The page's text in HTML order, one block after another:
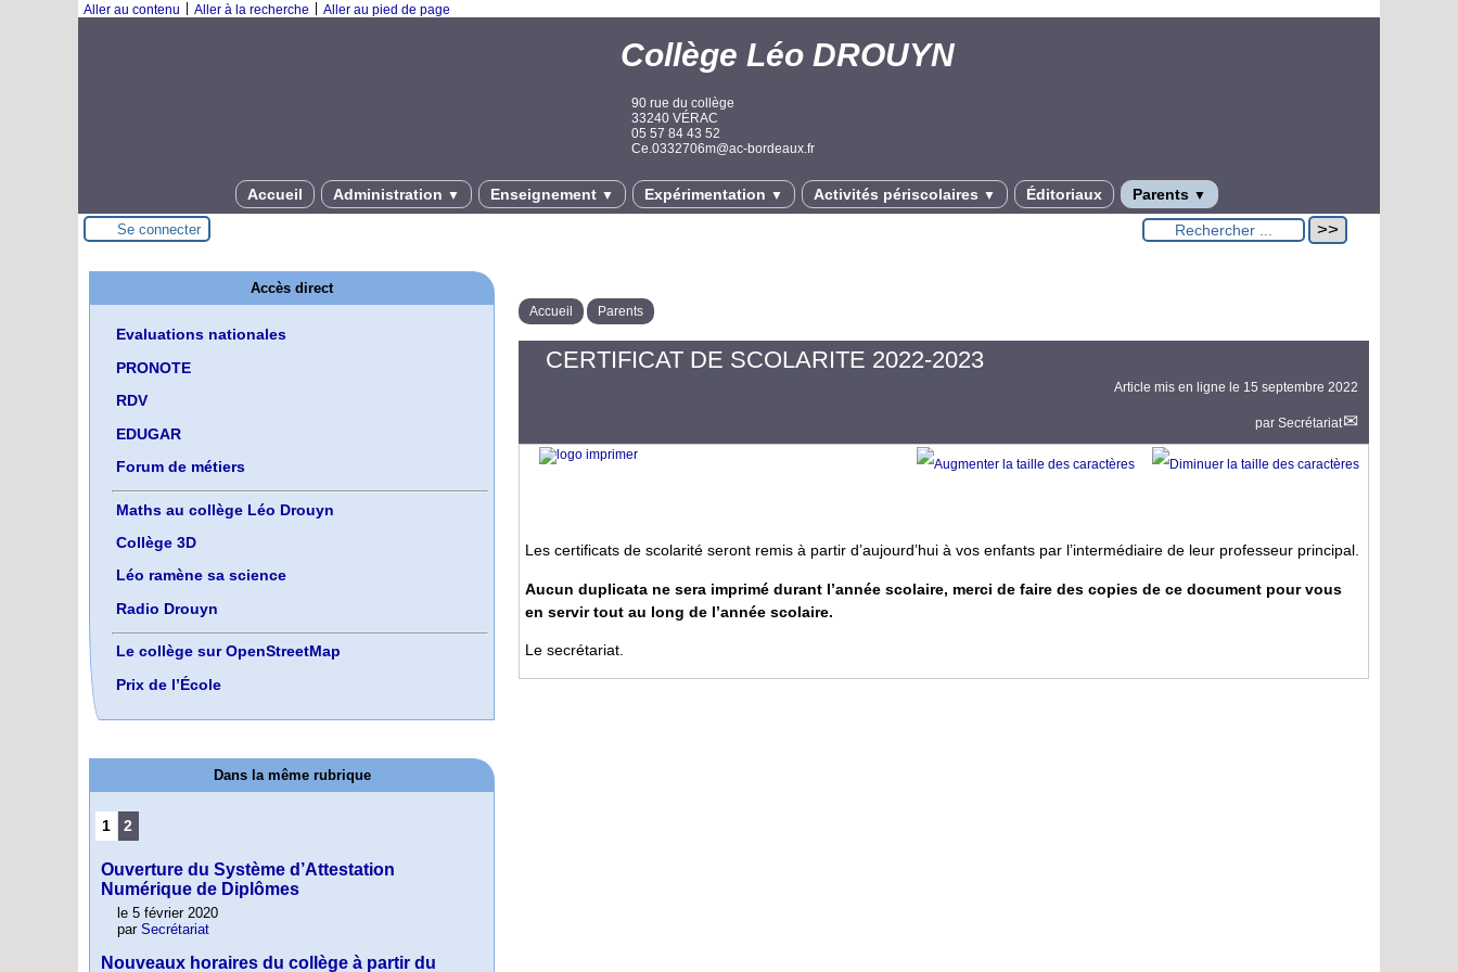
Aller au contenu Aller à la recherche Aller au pied de page
Collège Léo DROUYN
90 rue du collège
33240 VÉRAC
05 57 84 43 52
Ce.0332706m@ac-bordeaux.fr
Accueil Administration ▼ Enseignement ▼ Expérimentation ▼ Activités périscolaires ▼ Éditoriaux Parents ▼
Se connecter
Accueil Parents
CERTIFICAT DE SCOLARITE 2022-2023
Article mis en ligne le 15 septembre 2022
par Secrétariat
Les certificats de scolarité seront remis à partir d’aujourd’hui à vos enfants par l’intermédiaire de leur professeur principal.
Aucun duplicata ne sera imprimé durant l’année scolaire, merci de faire des copies de ce document pour vous
en servir tout au long de l’année scolaire.
Le secrétariat.
Accès direct
Evaluations nationales
PRONOTE
RDV
EDUGAR
Forum de métiers
Maths au collège Léo Drouyn
Collège 3D
Léo ramène sa science
Radio Drouyn
Le collège sur OpenStreetMap
Prix de l’École
Dans la même rubrique
1 2
Ouverture du Système d’Attestation
Numérique de Diplômes
le 5 février 2020
par Secrétariat
Nouveaux horaires du collège à partir du